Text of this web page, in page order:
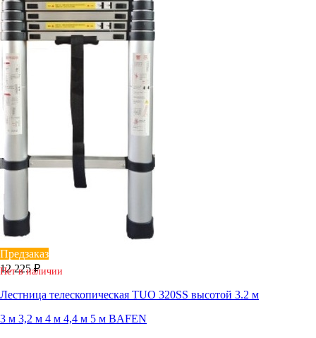
Предзаказ
12 225 ₽
Нет в наличии
Лестница телескопическая TUO 320SS высотой 3.2 м
3 м 3,2 м 4 м 4,4 м 5 м BAFEN